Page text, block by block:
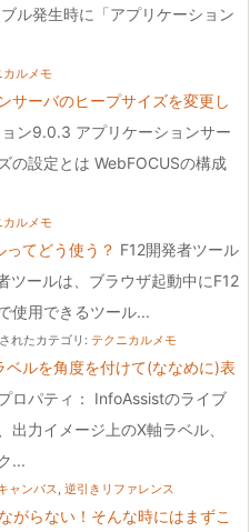
ル発生時に「アプリケーション
カルメモ
サーバのヒープサイズを変更し
ン9.0.3 アプリケーションサー
の設定とは WebFOCUSの構成
カルメモ
ってどう使う？ F12開発者ツール
ツールは、ブラウザ起動中にF12
使用できるツール...
れたカテゴリ: テクニカルメモ
ベルを角度を付けて(ななめに)表
ロパティ： InfoAssistのライブ
出力イメージ上のX軸ラベル、
...
ャンバス, 逆引きリファレンス
がらない！そんな時にはまずこ